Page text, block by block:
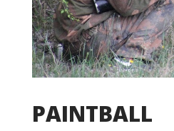
PAINTBALL